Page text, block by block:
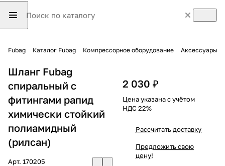
Fubag Каталог Fubag Компрессорное оборудование Аксессуары
Шланг Fubag
спиральный с
фитингами рапид
химически стойкий
полиамидный
(рилсан)
Арт. 170205
2 030 ₽
Цена указана с учётом
НДС 22%
Рассчитать доставку
Предложить свою
цену!